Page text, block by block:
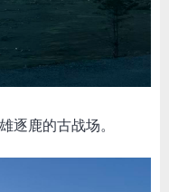
逐鹿的古战场。